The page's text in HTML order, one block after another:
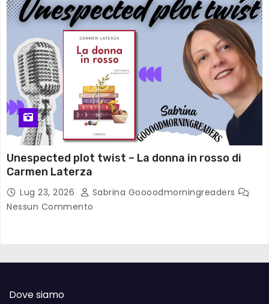
Unespected plot twist – La donna in rosso di
Carmen Laterza
Lug 23, 2026
Sabrina Goooodmorningreaders
Nessun Commento
Dove siamo